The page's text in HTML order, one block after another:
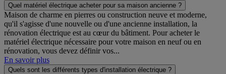
Quel matériel électrique acheter pour sa maison ancienne ?
Maison de charme en pierres ou construction neuve et moderne,
qu'il s'agisse d'une nouvelle ou d'une ancienne installation, la
rénovation électrique est au cœur du bâtiment. Pour acheter le
matériel électrique nécessaire pour votre maison en neuf ou en
rénovation, vous devez définir vos...
En savoir plus
Quels sont les différents types d'installation électrique ?